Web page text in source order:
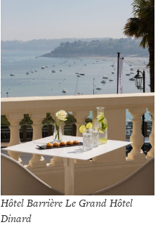
Hôtel Barrière Le Grand Hôtel
Dinard